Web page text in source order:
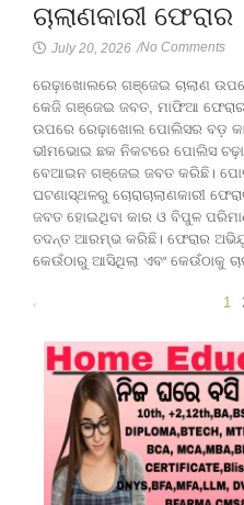
ଚାଲାଣକାରୀ ଫେରାର
July 20, 2026 /No Comments
ରେଢ଼ାଖୋଲରେ ଗଞ୍ଜେଇ ଚାଲାଣ
କେଜି ଗଞ୍ଜେଇ ଜବତ, ମାଫିଆ
ଉପରେ ରେଢ଼ାଖୋଲ ପୋଲିସର ବଡ଼
ଭୀମଭୋଇ ଛକ ନିକଟରେ ପୋଲିସ
ବେଆଇନ ଗଞ୍ଜେଇ ଜବତ କରିଛି।
ଘଟଣାସ୍ଥଳରୁ ଚୋରାଚାଲାଣକାରୀ
ଜବତ ହୋଇଥିବା କାର ଓ ବିପୁଳ
ତଦନ୍ତ ଆରମ୍ଭ କରିଛି। ଫେରାର
କେଉଁଠାରୁ ଆସିଥିଲା ଏବଂ କେଉଁଠାକୁ
1